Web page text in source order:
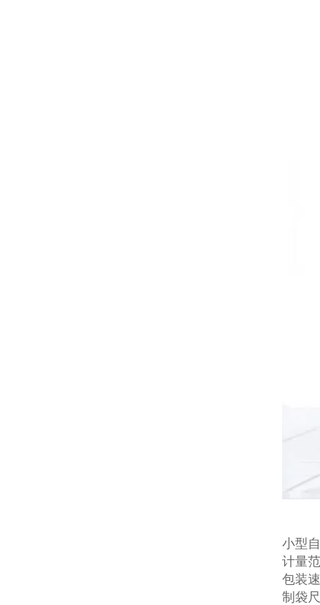
小型
计量
包装
制袋